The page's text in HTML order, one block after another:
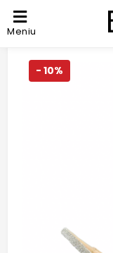
Meniu
- 10%